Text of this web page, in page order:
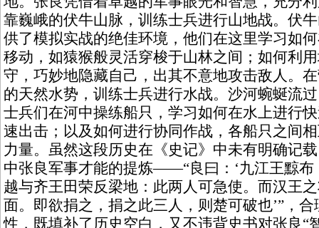
靠巍峨的伏牛山脉，训练士兵进行山地战。伏
供了模拟实战的绝佳环境，他们在这里学习如
移动，如猿猴般灵活穿梭于山林之间；如何利
守，巧妙地隐藏自己，出其不意地攻击敌人。
的天然水势，训练士兵进行水战。沙河蜿蜒流
士兵们在河中操练船只，学习如何在水上进行
速出击；以及如何进行协同作战，各船只之间
力量。虽然这段历史在《史记》中未有明确记
中张良军事才能的提炼——“良曰：‘九江王黥布
越与齐王田荣反梁地：此两人可急使。而汉王
面。即欲捐之，捐之此三人，则楚可破也’”，
性，既填补了历史空白，又不违背史书对张良“